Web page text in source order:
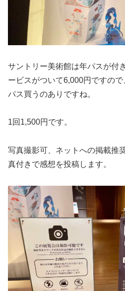
サントリー美術館は年パスが付
ービスがついて6,000円ですの
パス買うのありですね。
1回1,500円です。
写真撮影可、ネットへの掲載推
真付きで感想を投稿します。